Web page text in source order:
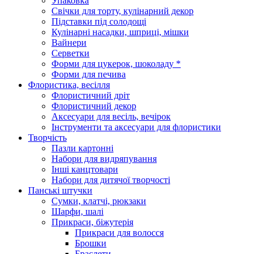
Свічки для торту, кулінарний декор
Підставки під солодощі
Кулінарні насадки, шприці, мішки
Вайнери
Серветки
Форми для цукерок, шоколаду *
Форми для печива
Флористика, весілля
Флористичний дріт
Флористичний декор
Аксесуари для весіль, вечірок
Інструменти та аксесуари для флористики
Творчість
Пазли картонні
Набори для видряпування
Інші канцтовари
Набори для дитячої творчості
Панські штучки
Сумки, клатчі, рюкзаки
Шарфи, шалі
Прикраси, біжутерія
Прикраси для волосся
Брошки